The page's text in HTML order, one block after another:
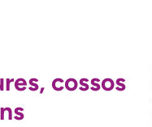
cossos